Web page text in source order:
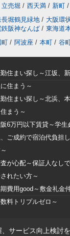
立売堀 / 西天満 / 新町 /
長堀鶴見緑地 / 大阪環
鉄阪神なんば / 東海道
町 / 阿波座 / 本町 / 谷
住まい探し～江坂、
住まう～
住まい探し～北浜、
まう～
6万円以下賃貸～学生
、ご成約で宿泊代負担
が心配～保証人なし
れたい方～
費用good～敷金礼金
料トリプルゼロ～
サービス向上検討